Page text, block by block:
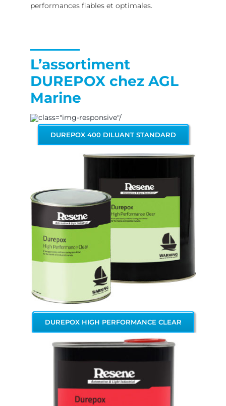
performances fiables et optimales.
L’assortiment
DUREPOX chez AGL
Marine
DUREPOX 400 DILUANT STANDARD
DUREPOX HIGH PERFORMANCE CLEAR